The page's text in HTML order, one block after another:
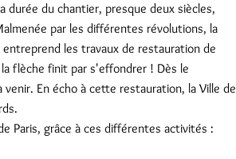
durée du chantier, presque deux siècles,
par les différentes révolutions, la
les travaux de restauration de
flèche finit par s'effondrer ! Dès le
En écho à cette restauration, la Ville de
Paris, grâce à ces différentes activités :